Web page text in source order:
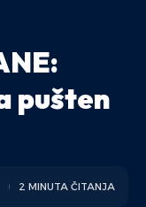
pušten
2 MINUTA ČITANJA